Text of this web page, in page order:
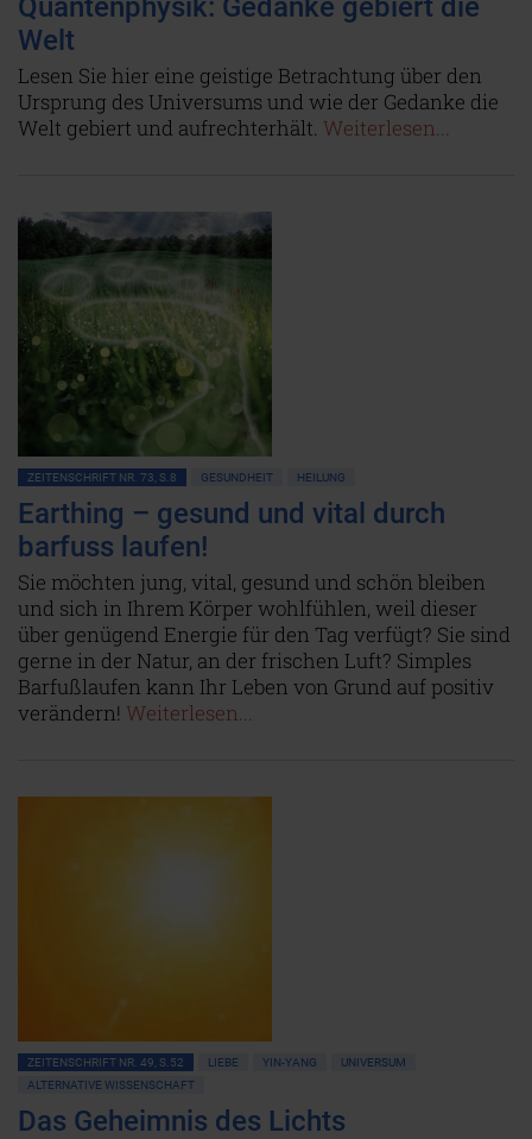
Quantenphysik: Gedanke gebiert die
Welt
Lesen Sie hier eine geistige Betrachtung über den
Ursprung des Universums und wie der Gedanke die
Welt gebiert und aufrechterhält. Weiterlesen...
ZEITENSCHRIFT NR. 73, S.8 GESUNDHEIT HEILUNG
Earthing – gesund und vital durch
barfuss laufen!
Sie möchten jung, vital, gesund und schön bleiben
und sich in Ihrem Körper wohlfühlen, weil dieser
über genügend Energie für den Tag verfügt? Sie sind
gerne in der Natur, an der frischen Luft? Simples
Barfußlaufen kann Ihr Leben von Grund auf positiv
verändern! Weiterlesen...
ZEITENSCHRIFT NR. 49, S.52 LIEBE YIN-YANG
UNIVERSUM
ALTERNATIVE WISSENSCHAFT
Das Geheimnis des Lichts